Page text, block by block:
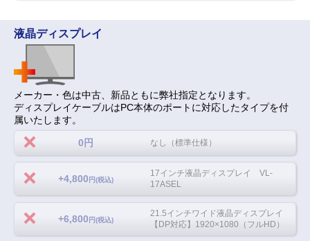
液晶ディスプレイ
メーカー・色は中古、新品ともに弊社指定となります。
ディスプレイケーブルはPC本体のポートに対応したタイプを付
属いたします。
0円 なし（標準仕様）
+4,800 円(税込)
17インチ液晶ディスプレイ VL-
17ASEL
+6,800 円(税込)
21.5インチワイド液晶ディスプレイ
【DP対応】1920×1080（フルHD）